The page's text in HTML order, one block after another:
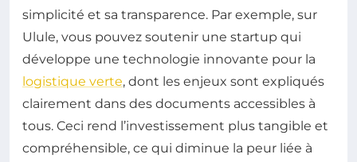
simplicité et sa transparence. Par exemple, sur
Ulule, vous pouvez soutenir une startup qui
développe une technologie innovante pour la
logistique verte, dont les enjeux sont expliqués
clairement dans des documents accessibles à
tous. Ceci rend l’investissement plus tangible et
compréhensible, ce qui diminue la peur liée à